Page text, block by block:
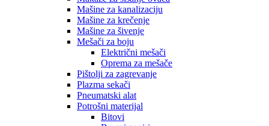
Mašine za kanalizaciju
Mašine za krečenje
Mašine za šivenje
Mešači za boju
Električni mešači
Oprema za mešače
Pištolji za zagrevanje
Plazma sekači
Pneumatski alat
Potrošni materijal
Bitovi